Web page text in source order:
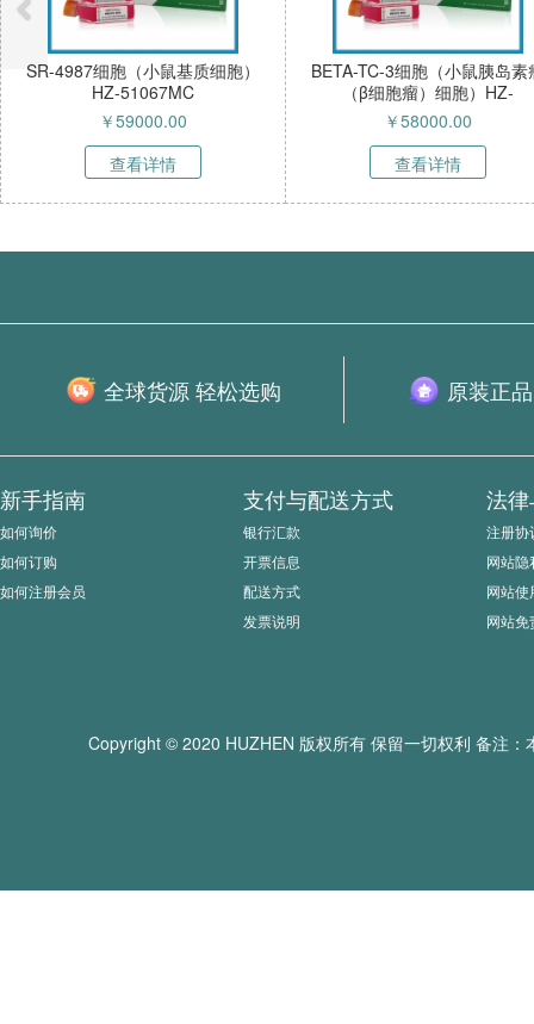
细胞（小鼠基质细胞）
HZ-51067MC
59000.00
BETA-TC-3细胞（小鼠胰岛素瘤
（β细胞瘤）细胞）HZ-
58000.00
全球货源 轻松选购 原装正
新手指南
如何询价
如何订购
如何注册会员
支付与配送方式
银行汇款
开票信息
配送方式
发票说明
法
注册协
网站隐
网站使
网站免
Copyright © 2020 HUZHEN 版权所有 保留一切权利 备注